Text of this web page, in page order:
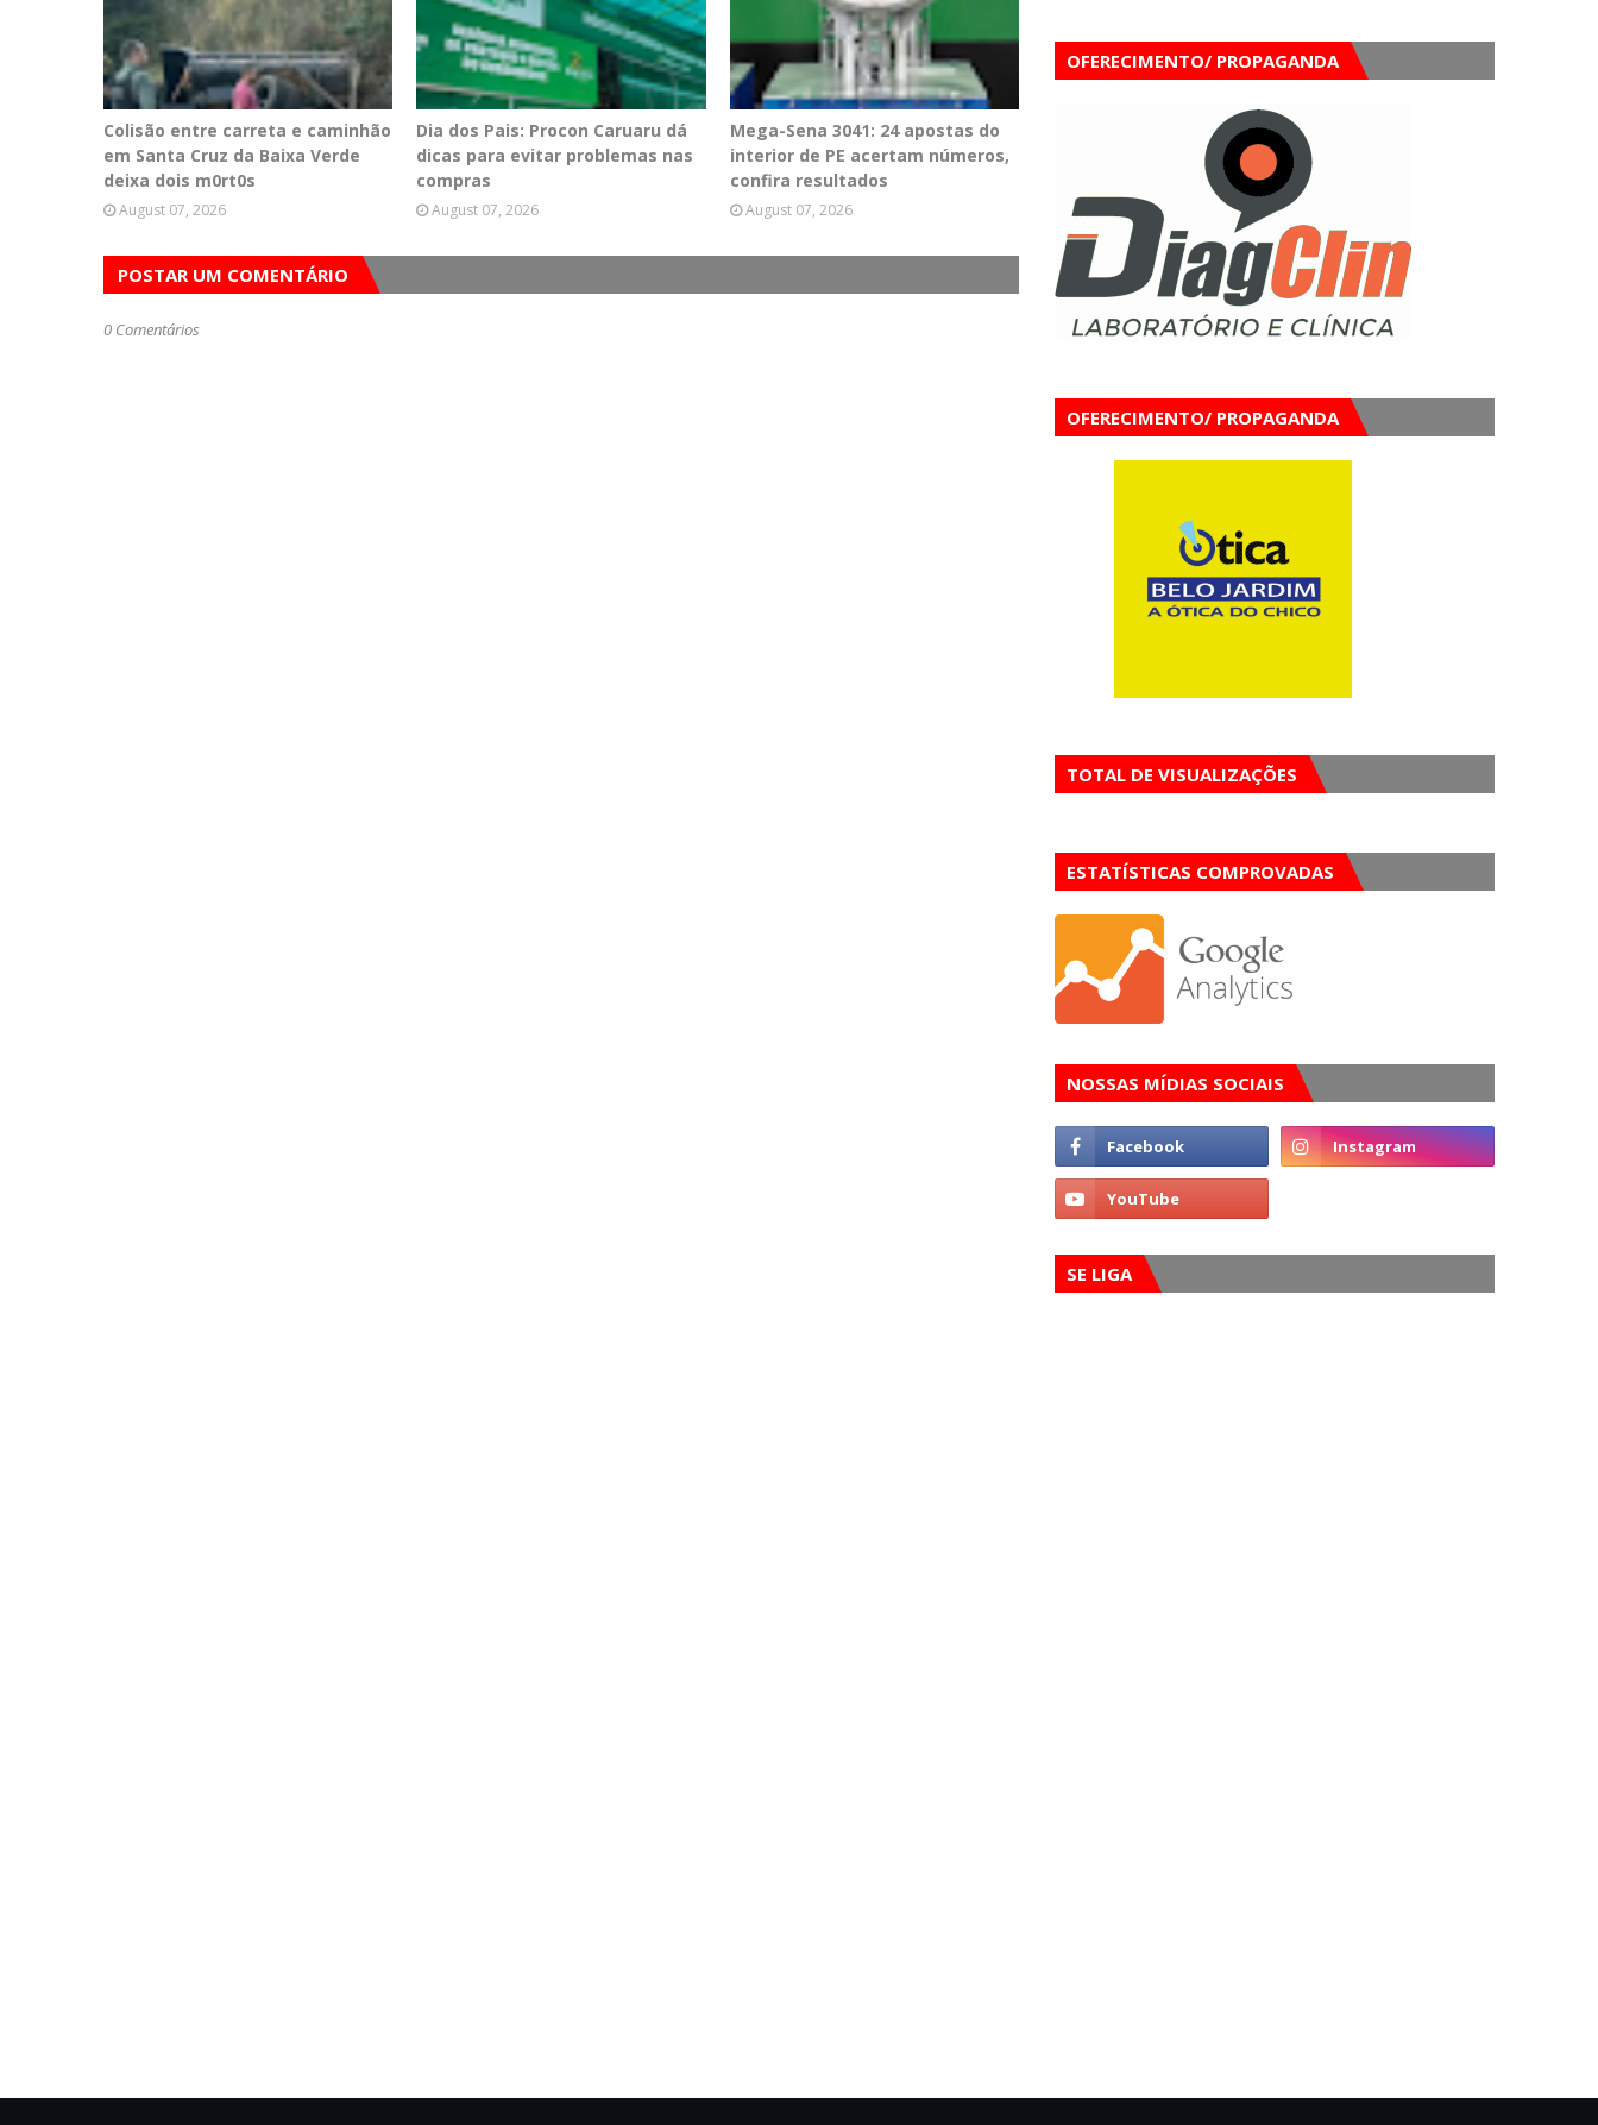
Colisão entre carreta e caminhão
em Santa Cruz da Baixa Verde
deixa dois m0rt0s
August 07, 2026
Dia dos Pais: Procon Caruaru dá
dicas para evitar problemas nas
compras
August 07, 2026
Mega-Sena 3041: 24 apostas do
interior de PE acertam números,
confira resultados
August 07, 2026
POSTAR UM COMENTÁRIO
0 Comentários
OFERECIMENTO/ PROPAGANDA
OFERECIMENTO/ PROPAGANDA
TOTAL DE VISUALIZAÇÕES
ESTATÍSTICAS COMPROVADAS
NOSSAS MÍDIAS SOCIAIS
SE LIGA